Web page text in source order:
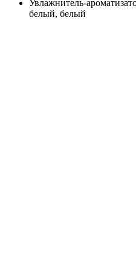
Увлажнитель-
белый, белый